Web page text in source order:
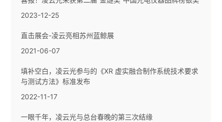
2023-12-25
直击展会-凌云亮相苏州蓝鲸展
2021-06-07
填补空白，凌云光参与的《XR 虚实融合制作系统技术要求
与测试方法》标准发布
2022-11-17
一眼千年，凌云光与总台春晚的第三次结缘